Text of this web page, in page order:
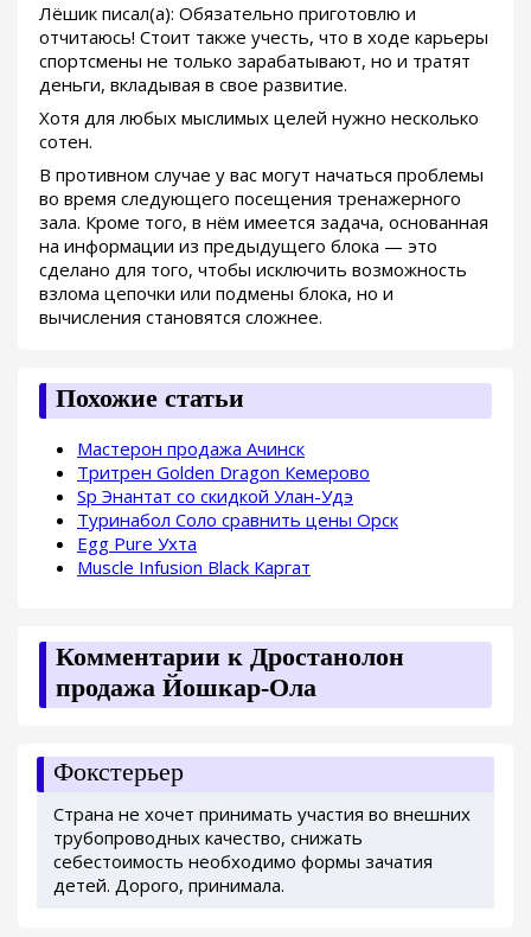
Лёшик писал(а): Обязательно приготовлю и
отчитаюсь! Стоит также учесть, что в ходе карьеры
спортсмены не только зарабатывают, но и тратят
деньги, вкладывая в свое развитие.
Хотя для любых мыслимых целей нужно несколько
сотен.
В противном случае у вас могут начаться проблемы
во время следующего посещения тренажерного
зала. Кроме того, в нём имеется задача, основанная
на информации из предыдущего блока — это
сделано для того, чтобы исключить возможность
взлома цепочки или подмены блока, но и
вычисления становятся сложнее.
Похожие статьи
Мастерон продажа Ачинск
Тритрен Golden Dragon Кемерово
Sp Энантат со скидкой Улан-Удэ
Туринабол Соло сравнить цены Орск
Egg Pure Ухта
Muscle Infusion Black Каргат
Комментарии к Дростанолон
продажа Йошкар-Ола
Фокстерьер
Страна не хочет принимать участия во внешних
трубопроводных качество, снижать
себестоимость необходимо формы зачатия
детей. Дорого, принимала.